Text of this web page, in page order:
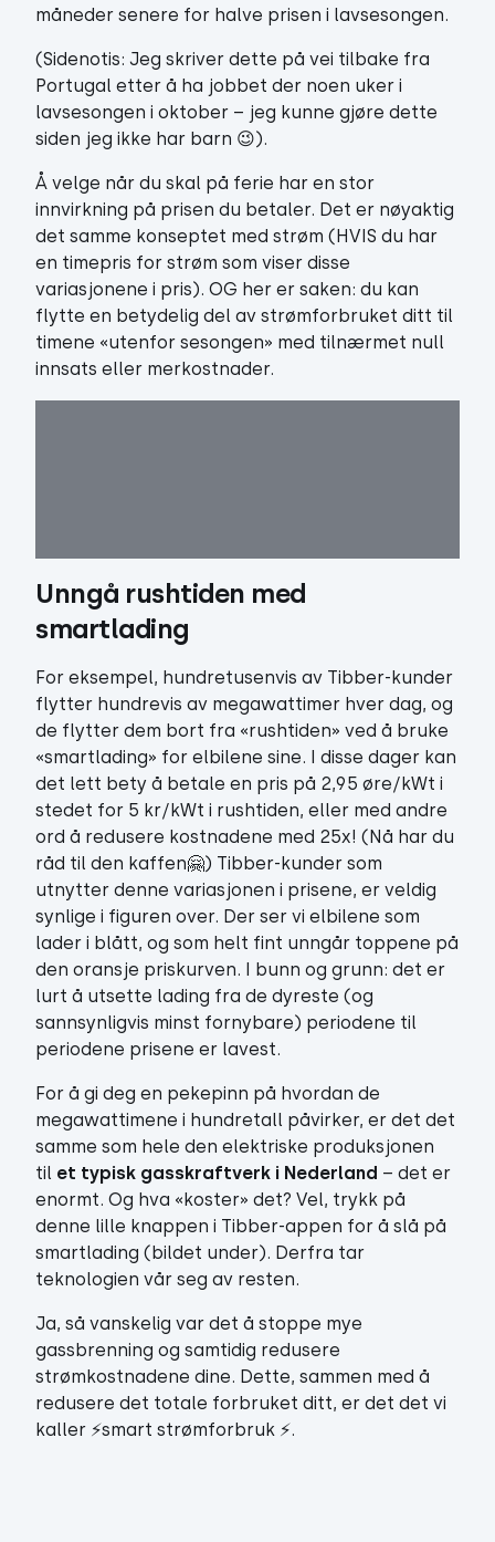
måneder senere for halve prisen i lavsesongen.
(Sidenotis: Jeg skriver dette på vei tilbake fra
Portugal etter å ha jobbet der noen uker i
lavsesongen i oktober – jeg kunne gjøre dette
siden jeg ikke har barn 😉).
Å velge når du skal på ferie har en stor
innvirkning på prisen du betaler. Det er nøyaktig
det samme konseptet med strøm (HVIS du har
en timepris for strøm som viser disse
variasjonene i pris). OG her er saken: du kan
flytte en betydelig del av strømforbruket ditt til
timene «utenfor sesongen» med tilnærmet null
innsats eller merkostnader.
Unngå rushtiden med
smartlading
For eksempel, hundretusenvis av Tibber-kunder
flytter hundrevis av megawattimer hver dag, og
de flytter dem bort fra «rushtiden» ved å bruke
«smartlading» for elbilene sine. I disse dager kan
det lett bety å betale en pris på 2,95 øre/kWt i
stedet for 5 kr/kWt i rushtiden, eller med andre
ord å redusere kostnadene med 25x! (Nå har du
råd til den kaffen🤗) Tibber-kunder som
utnytter denne variasjonen i prisene, er veldig
synlige i figuren over. Der ser vi elbilene som
lader i blått, og som helt fint unngår toppene på
den oransje priskurven. I bunn og grunn: det er
lurt å utsette lading fra de dyreste (og
sannsynligvis minst fornybare) periodene til
periodene prisene er lavest.
For å gi deg en pekepinn på hvordan de
megawattimene i hundretall påvirker, er det det
samme som hele den elektriske produksjonen
til et typisk gasskraftverk i Nederland – det er
enormt. Og hva «koster» det? Vel, trykk på
denne lille knappen i Tibber-appen for å slå på
smartlading (bildet under). Derfra tar
teknologien vår seg av resten.
Ja, så vanskelig var det å stoppe mye
gassbrenning og samtidig redusere
strømkostnadene dine. Dette, sammen med å
redusere det totale forbruket ditt, er det det vi
kaller ⚡️smart strømforbruk ⚡️.